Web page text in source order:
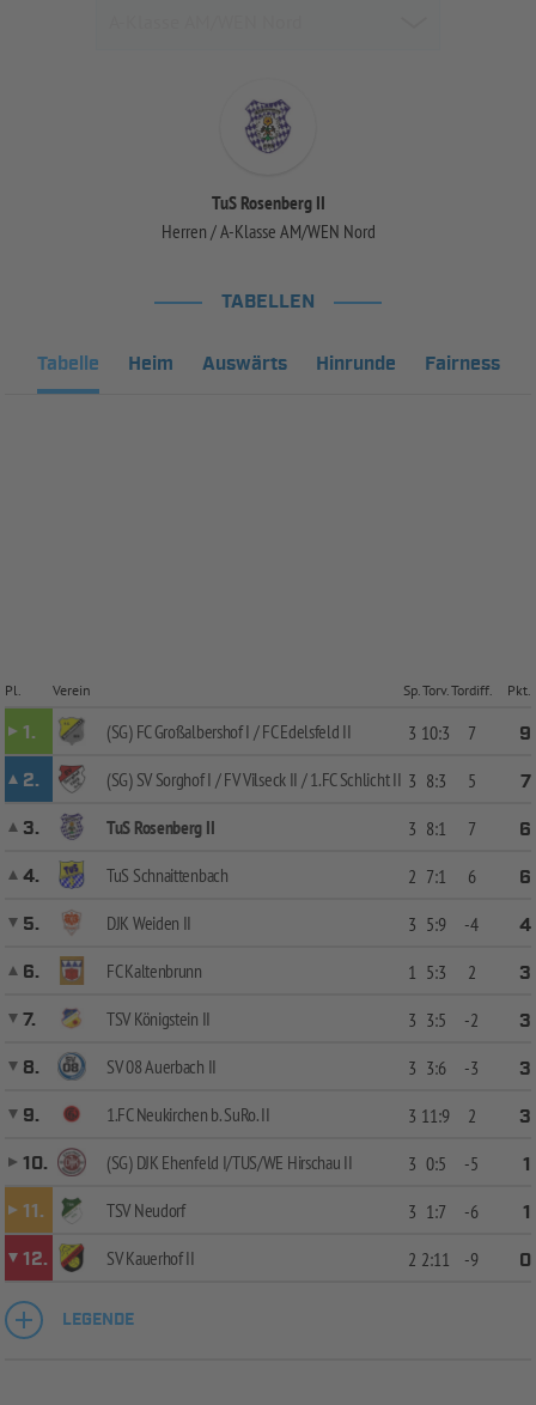
TuS Rosenberg II
Herren / A-Klasse AM/WEN Nord
TABELLEN
Tabelle Heim Auswärts Hinrunde Fairness
Pl. Verein Sp.Torv.Tordiff. Pkt.
1. (SG) FC Großalbershof I / FC Edelsfeld II 3 10:3 7
9
2.
(SG) SV Sorghof I / FV Vilseck II / 1.FC Schlicht II 3 8:3 5
7
3.
TuS Rosenberg II 3 8:1 7
6
4.
TuS Schnaittenbach 2 7:1 6
6
5.
DJK Weiden II 3 5:9 -4
4
6.
FC Kaltenbrunn 1 5:3 2
3
7.
TSV Königstein II 3 3:5 -2
3
8.
SV 08 Auerbach II 3 3:6 -3
3
9.
1.FC Neukirchen b. SuRo. II 3 11:9 2
3
10.
(SG) DJK Ehenfeld I/TUS/WE Hirschau II 3 0:5 -5
1
11.
TSV Neudorf 3 1:7 -6
1
12.
SV Kauerhof II 2 2:11 -9 0
LEGENDE